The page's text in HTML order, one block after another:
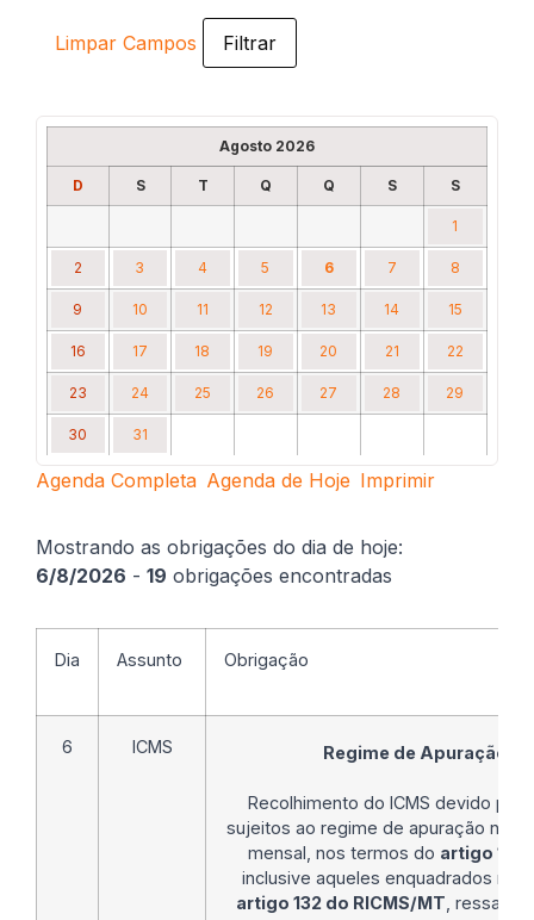
Limpar Campos
Agosto 2026
D S T Q Q S S
1
2 3 4 5 6 7 8
9 10 11 12 13 14 15
16 17 18 19 20 21 22
23 24 25 26 27 28 29
30 31
Agenda Completa Agenda de Hoje Imprimir
Mostrando as obrigações do dia de hoje:
6/8/2026 - 19 obrigações encontradas
Dia Assunto Obrigação
6 ICMS Regime de Apuração
Recolhimento do ICMS devido
sujeitos ao regime de apuração
mensal, nos termos do artigo 131
inclusive aqueles enquadrados
artigo 132 do RICMS/MT ,